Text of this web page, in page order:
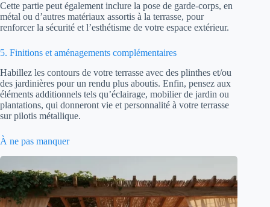
Cette partie peut également inclure la pose de garde-corps, en
métal ou d’autres matériaux assortis à la terrasse, pour
renforcer la sécurité et l’esthétisme de votre espace extérieur.
5. Finitions et aménagements complémentaires
Habillez les contours de votre terrasse avec des plinthes et/ou
des jardinières pour un rendu plus aboutis. Enfin, pensez aux
éléments additionnels tels qu’éclairage, mobilier de jardin ou
plantations, qui donneront vie et personnalité à votre terrasse
sur pilotis métallique.
À ne pas manquer